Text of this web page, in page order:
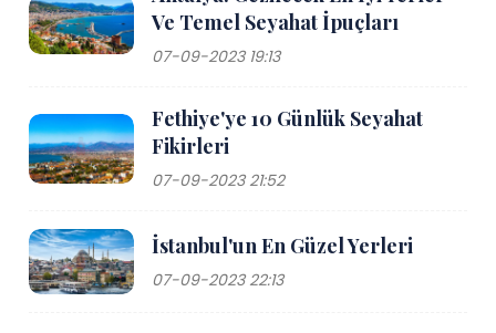
Ve Temel Seyahat İpuçları
07-09-2023 19:13
Fethiye'ye 10 Günlük Seyahat
Fikirleri
07-09-2023 21:52
İstanbul'un En Güzel Yerleri
07-09-2023 22:13